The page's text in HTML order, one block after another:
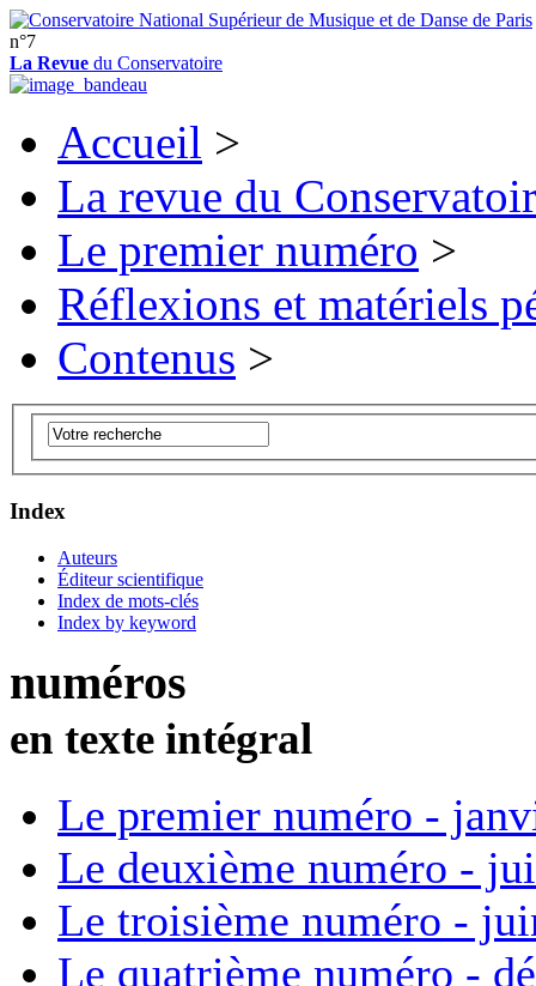
n°7
La Revue du Conservatoire
Accueil >
La revue du
Le premier numéro >
Réflexions et matériels
Contenus >
Index
Auteurs
Éditeur scientifique
Index de mots-clés
Index by keyword
numéros
en texte intégral
Le premier numéro -
Le deuxième numéro -
Le troisième numéro -
Le quatrième numéro -